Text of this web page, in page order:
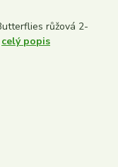
růžová 2-
celý popis